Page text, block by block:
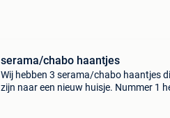
serama/chabo haantjes
Wij hebben 3 serama/chabo haantjes
zijn naar een nieuw huisje. Nummer 1